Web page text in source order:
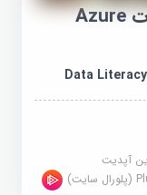
آموزش سواد داده: ملزومات Azure
Data
آپدیت